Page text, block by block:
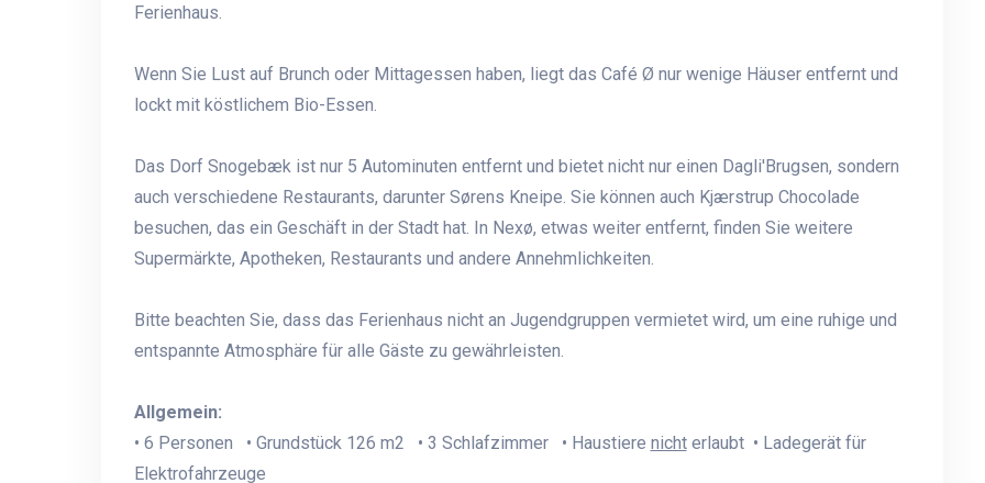
Ferienhaus.
Wenn Sie Lust auf Brunch oder Mittagessen haben, liegt das Café Ø nur wenige Häuser entfernt und
lockt mit köstlichem Bio-Essen.
Das Dorf Snogebæk ist nur 5 Autominuten entfernt und bietet nicht nur einen Dagli'Brugsen, sondern
auch verschiedene Restaurants, darunter Sørens Kneipe. Sie können auch Kjærstrup Chocolade
besuchen, das ein Geschäft in der Stadt hat. In Nexø, etwas weiter entfernt, finden Sie weitere
Supermärkte, Apotheken, Restaurants und andere Annehmlichkeiten.
Bitte beachten Sie, dass das Ferienhaus nicht an Jugendgruppen vermietet wird, um eine ruhige und
entspannte Atmosphäre für alle Gäste zu gewährleisten.
Allgemein:
• 6 Personen • Grundstück 126 m2 • 3 Schlafzimmer • Haustiere nichterlaubt • Ladegerät für
Elektrofahrzeuge